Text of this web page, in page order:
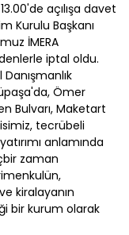
açılışa davet
Kurulu Başkanı
İMERA
iptal oldu.
Ömer
Bulvarı, Maketart
tecrübeli
anlamında
zaman
kiralayanın
bir kurum olarak